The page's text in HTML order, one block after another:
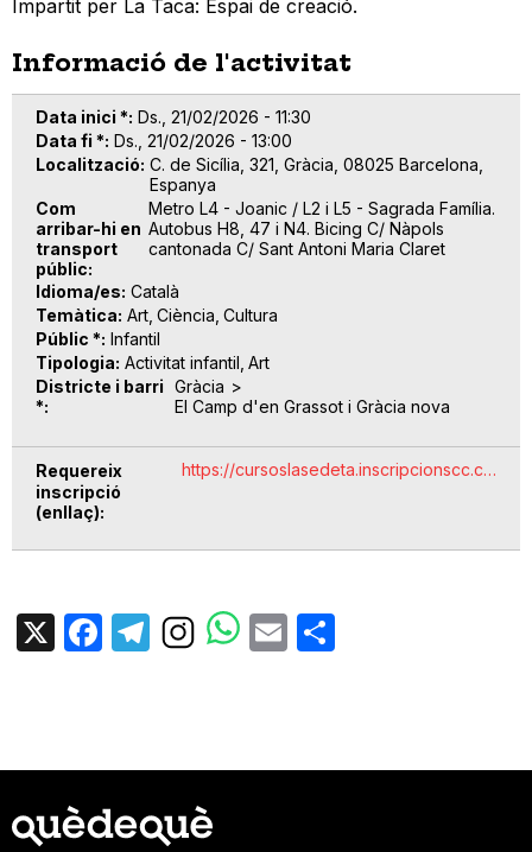
Impartit per La Taca: Espai de creació.
Informació de l'activitat
Data inici * Ds., 21/02/2026 - 11:30
Data fi * Ds., 21/02/2026 - 13:00
Localització C. de Sicília, 321, Gràcia, 08025 Barcelona,
Espanya
Com
arribar-hi en
transport
públic
Metro L4 - Joanic / L2 i L5 - Sagrada Família.
Autobus H8, 47 i N4. Bicing C/ Nàpols
cantonada C/ Sant Antoni Maria Claret
Idioma/es Català
Temàtica Art Ciència Cultura
Públic * Infantil
Tipologia Activitat infantil Art
Districte i barri
*
Gràcia
El Camp d'en Grassot i Gràcia nova
Requereix
inscripció
(enllaç)
https://cursoslasedeta.inscripcionscc.c…
X Facebook
TelegramEmail